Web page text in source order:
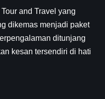
and Travel yang
dikemas menjadi paket
ditunjang
kesan tersendiri di hati